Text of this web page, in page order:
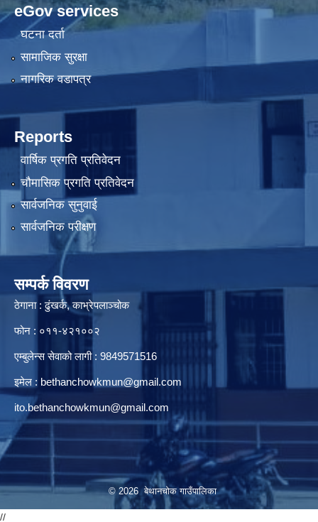
eGov services
घटना दर्ता
सामाजिक सुरक्षा
नागरिक वडापत्र
Reports
वार्षिक प्रगति प्रतिवेदन
चौमासिक प्रगति प्रतिवेदन
सार्वजनिक सुनुवाई
सार्वजनिक परीक्षण
सम्पर्क विवरण
ठेगाना : ढुंखर्क, काभ्रेपलाञ्चोक
फोन : ०११-४२१००२
एम्बुलेन्स सेवाको लागी : 9849571516
इमेल : bethanchowkmun@gmail.com
ito.bethanchowkmun@gmail.com
© 2026 बेथानचोक गाउँपालिका
//